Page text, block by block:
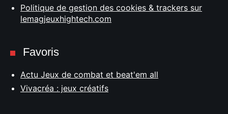
Politique de gestion des cookies & trackers sur
lemagjeuxhightech.com
Favoris
Actu Jeux de combat et beat'em all
Vivacréa : jeux créatifs